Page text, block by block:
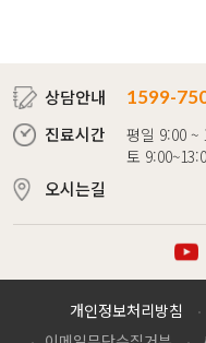
상담안내
1599-
진료시간
평일 9:00 ~
토
오시는길
튜브
개인정보처리방침